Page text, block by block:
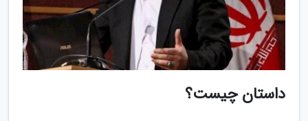
داستان چیست؟